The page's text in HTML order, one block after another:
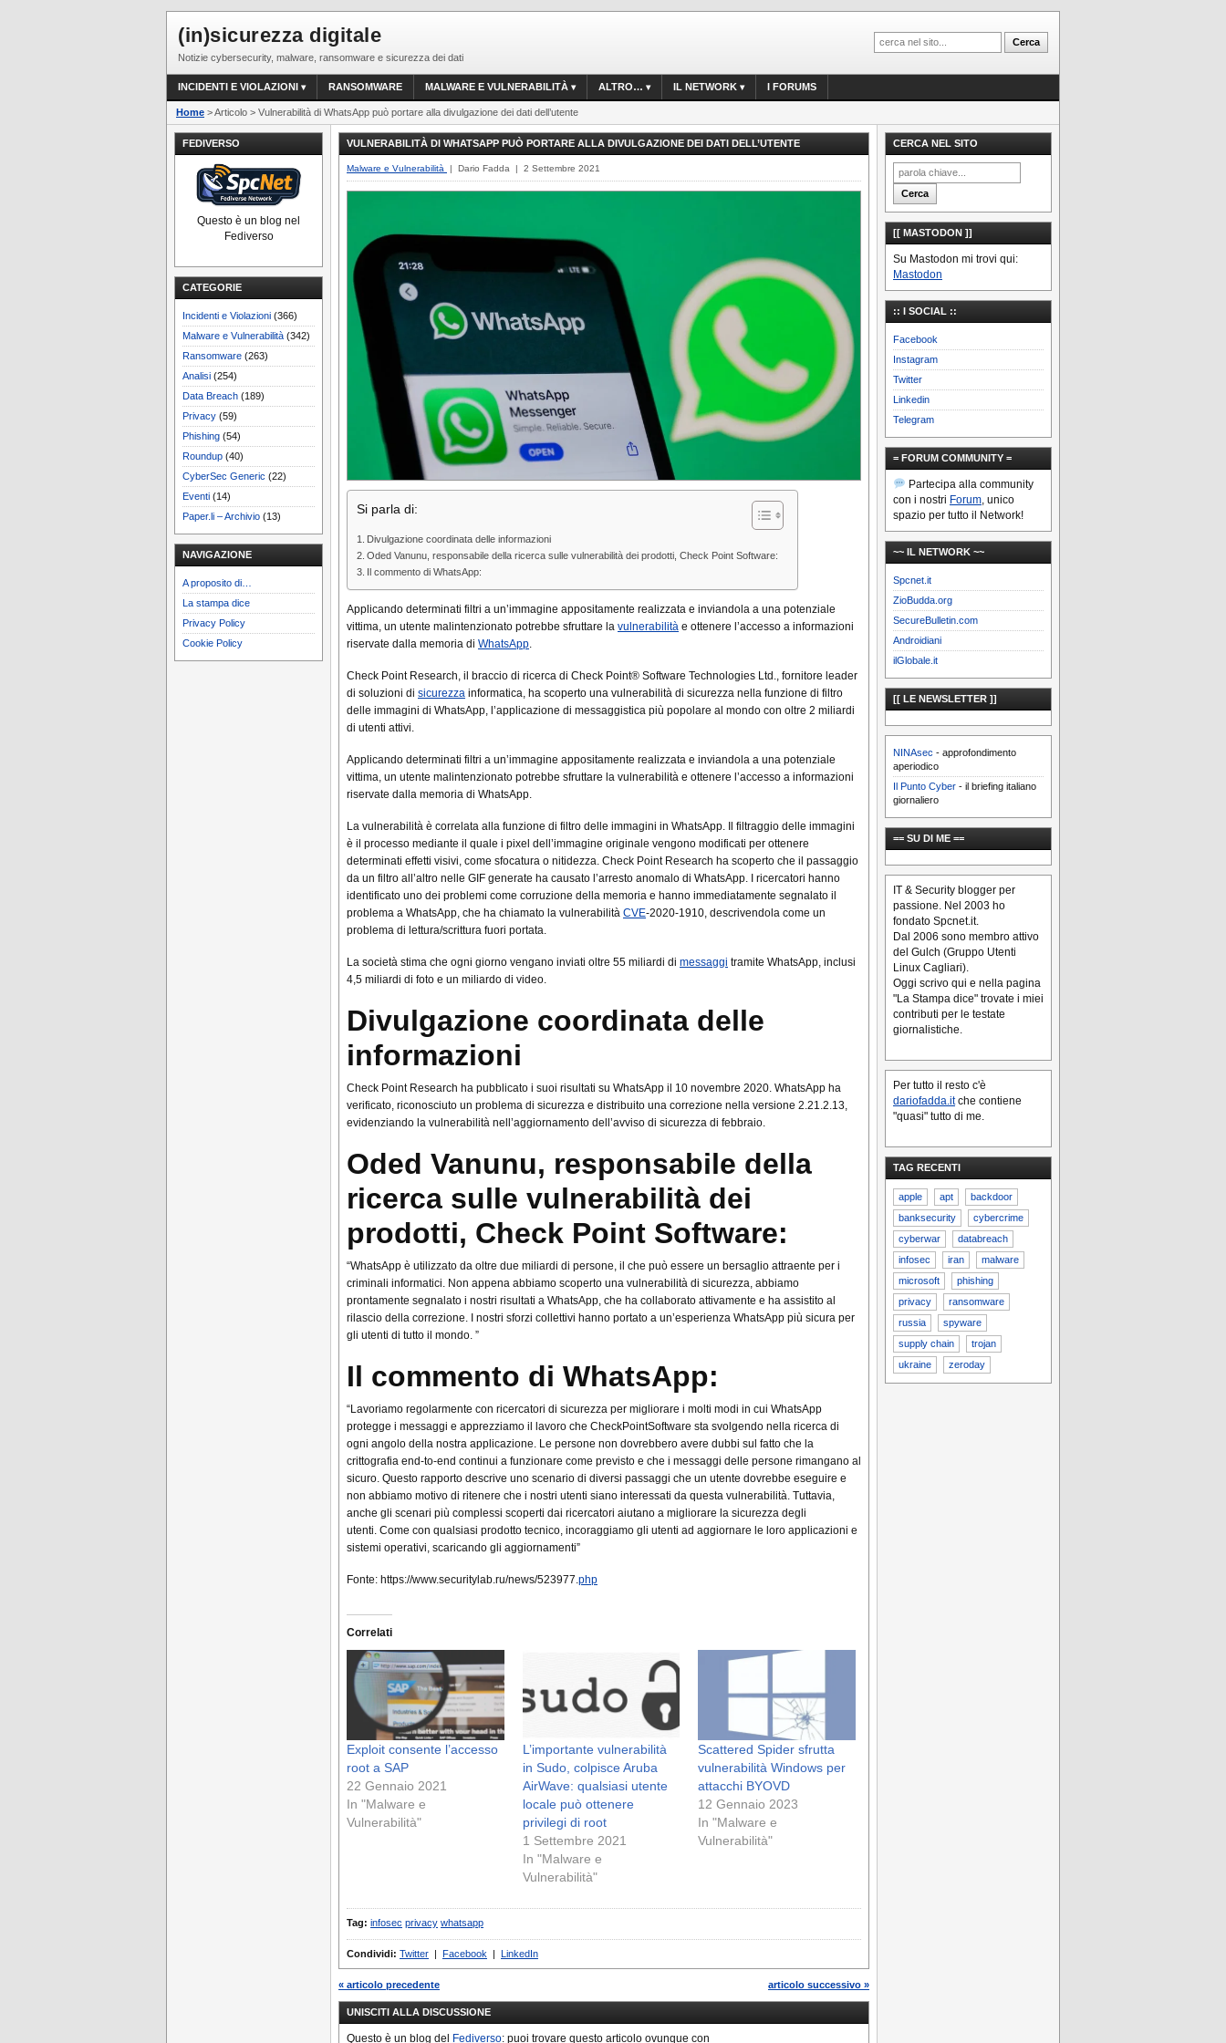
(in)sicurezza digitale
Notizie cybersecurity, malware, ransomware e sicurezza dei dati
INCIDENTI E VIOLAZIONI RANSOMWARE MALWARE E VULNERABILITÀ ALTRO… IL NETWORK I FORUMS
Home > Articolo > Vulnerabilità di WhatsApp può portare alla divulgazione dei dati dell’utente
FEDIVERSO
Questo è un blog nel
Fediverso
CATEGORIE
Incidenti e Violazioni (366)
Malware e Vulnerabilità (342)
Ransomware (263)
Analisi (254)
Data Breach (189)
Privacy (59)
Phishing (54)
Roundup (40)
CyberSec Generic (22)
Eventi (14)
Paper.li – Archivio (13)
NAVIGAZIONE
A proposito di…
La stampa dice
Privacy Policy
Cookie Policy
VULNERABILITÀ DI WHATSAPP PUÒ PORTARE ALLA DIVULGAZIONE DEI DATI DELL’UTENTE
Malware e Vulnerabilità | Dario Fadda | 2 Settembre 2021
Si parla di:
Divulgazione coordinata delle informazioni
Oded Vanunu, responsabile della ricerca sulle vulnerabilità dei prodotti, Check Point Software:
Il commento di WhatsApp:
Applicando determinati filtri a un’immagine appositamente realizzata e inviandola a una potenziale
vittima, un utente malintenzionato potrebbe sfruttare la vulnerabilità e ottenere l’accesso a informazioni
riservate dalla memoria di WhatsApp.
Check Point Research, il braccio di ricerca di Check Point® Software Technologies Ltd., fornitore leader
di soluzioni di sicurezza informatica, ha scoperto una vulnerabilità di sicurezza nella funzione di filtro
delle immagini di WhatsApp, l’applicazione di messaggistica più popolare al mondo con oltre 2 miliardi
di utenti attivi.
Applicando determinati filtri a un’immagine appositamente realizzata e inviandola a una potenziale
vittima, un utente malintenzionato potrebbe sfruttare la vulnerabilità e ottenere l’accesso a informazioni
riservate dalla memoria di WhatsApp.
La vulnerabilità è correlata alla funzione di filtro delle immagini in WhatsApp. Il filtraggio delle immagini
è il processo mediante il quale i pixel dell’immagine originale vengono modificati per ottenere
determinati effetti visivi, come sfocatura o nitidezza. Check Point Research ha scoperto che il passaggio
da un filtro all’altro nelle GIF generate ha causato l’arresto anomalo di WhatsApp. I ricercatori hanno
identificato uno dei problemi come corruzione della memoria e hanno immediatamente segnalato il
problema a WhatsApp, che ha chiamato la vulnerabilità CVE-2020-1910, descrivendola come un
problema di lettura/scrittura fuori portata.
La società stima che ogni giorno vengano inviati oltre 55 miliardi di messaggi tramite WhatsApp, inclusi
4,5 miliardi di foto e un miliardo di video.
Divulgazione coordinata delle
informazioni
Check Point Research ha pubblicato i suoi risultati su WhatsApp il 10 novembre 2020. WhatsApp ha
verificato, riconosciuto un problema di sicurezza e distribuito una correzione nella versione 2.21.2.13,
evidenziando la vulnerabilità nell’aggiornamento dell’avviso di sicurezza di febbraio.
Oded Vanunu, responsabile della
ricerca sulle vulnerabilità dei
prodotti, Check Point Software:
“WhatsApp è utilizzato da oltre due miliardi di persone, il che può essere un bersaglio attraente per i
criminali informatici. Non appena abbiamo scoperto una vulnerabilità di sicurezza, abbiamo
prontamente segnalato i nostri risultati a WhatsApp, che ha collaborato attivamente e ha assistito al
rilascio della correzione. I nostri sforzi collettivi hanno portato a un’esperienza WhatsApp più sicura per
gli utenti di tutto il mondo. ”
Il commento di WhatsApp:
“Lavoriamo regolarmente con ricercatori di sicurezza per migliorare i molti modi in cui WhatsApp
protegge i messaggi e apprezziamo il lavoro che CheckPointSoftware sta svolgendo nella ricerca di
ogni angolo della nostra applicazione. Le persone non dovrebbero avere dubbi sul fatto che la
crittografia end-to-end continui a funzionare come previsto e che i messaggi delle persone rimangano al
sicuro. Questo rapporto descrive uno scenario di diversi passaggi che un utente dovrebbe eseguire e
non abbiamo motivo di ritenere che i nostri utenti siano interessati da questa vulnerabilità. Tuttavia,
anche gli scenari più complessi scoperti dai ricercatori aiutano a migliorare la sicurezza degli
utenti. Come con qualsiasi prodotto tecnico, incoraggiamo gli utenti ad aggiornare le loro applicazioni e
sistemi operativi, scaricando gli aggiornamenti”
Fonte: https://www.securitylab.ru/news/523977.php
Correlati
Exploit consente l’accesso
root a SAP
22 Gennaio 2021
In "Malware e
Vulnerabilità"
L’importante vulnerabilità
in Sudo, colpisce Aruba
AirWave: qualsiasi utente
locale può ottenere
privilegi di root
1 Settembre 2021
In "Malware e
Vulnerabilità"
Scattered Spider sfrutta
vulnerabilità Windows per
attacchi BYOVD
12 Gennaio 2023
In "Malware e
Vulnerabilità"
Tag: infosec privacy whatsapp
Condividi: Twitter | Facebook | LinkedIn
« articolo precedente articolo successivo »
UNISCITI ALLA DISCUSSIONE
Questo è un blog del Fediverso: puoi trovare questo articolo ovunque con
CERCA NEL SITO
[[ MASTODON ]]
Su Mastodon mi trovi qui:
Mastodon
:: I SOCIAL ::
Facebook
Instagram
Twitter
Linkedin
Telegram
= FORUM COMMUNITY =
Partecipa alla community
con i nostri Forum, unico
spazio per tutto il Network!
~~ IL NETWORK ~~
Spcnet.it
ZioBudda.org
SecureBulletin.com
Androidiani
ilGlobale.it
[[ LE NEWSLETTER ]]
NINAsec - approfondimento
aperiodico
Il Punto Cyber - il briefing italiano
giornaliero
== SU DI ME ==
IT & Security blogger per
passione. Nel 2003 ho
fondato Spcnet.it.
Dal 2006 sono membro attivo
del Gulch (Gruppo Utenti
Linux Cagliari).
Oggi scrivo qui e nella pagina
"La Stampa dice" trovate i miei
contributi per le testate
giornalistiche.
Per tutto il resto c'è
dariofadda.itche contiene
"quasi" tutto di me.
TAG RECENTI
apple apt
backdoor
banksecurity
cybercrime
cyberwar
databreach
infosec
iran
malware
microsoft
phishing
privacy
ransomware
russia
spyware
supply chain
trojan
ukraine
zeroday